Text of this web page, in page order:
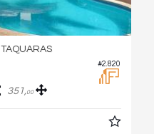
#2.820
TAQUARAS
351,00